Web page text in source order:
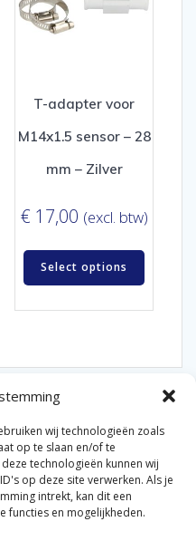
wij technologieën zoals
op te slaan en/of te
technologieën kunnen wij
op deze site verwerken. Als je
intrekt, kan dit een
functies en mogelijkheden.
T-adapter voor
M14x1.5 sensor – 28
mm – Zilver
€ 17,00 (excl. btw)
Select options
Radiateurenbedrijf.